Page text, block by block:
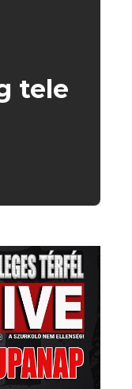
tele